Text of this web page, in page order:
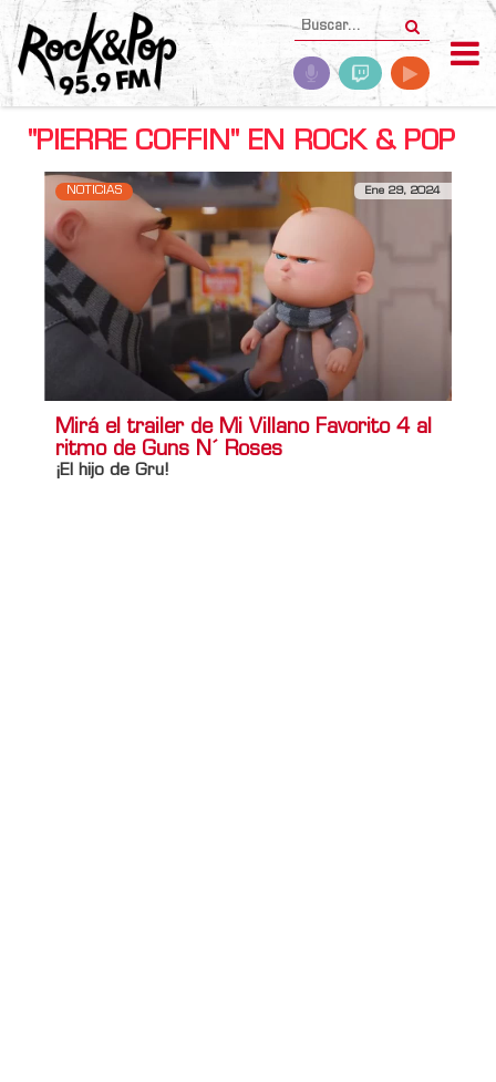
"PIERRE COFFIN" EN ROCK & POP
NOTICIAS Ene 29, 2024
Mirá el trailer de Mi Villano Favorito 4 al
ritmo de Guns N´ Roses
¡El hijo de Gru!